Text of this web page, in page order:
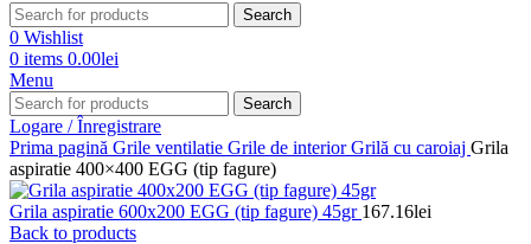
Search
0 Wishlist
0 items 0.00lei
Menu
Search
Logare / Înregistrare
Prima pagină Grile ventilatie Grile de interiorGrilă cu caroiaj Grila
aspiratie 400×400 EGG (tip fagure)
Grila aspiratie 600x200 EGG (tip fagure) 45gr 167.16lei
Back to products